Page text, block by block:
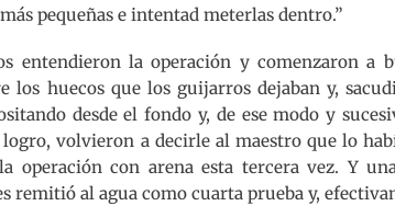
pequeñas e intentad meterlas dentro.”
entendieron la operación y comenzaron a
los huecos que los guijarros dejaban y,
desde el fondo y, de ese modo y
volvieron a decirle al maestro que lo
operación con arena esta tercera vez. Y
remitió al agua como cuarta prueba y,